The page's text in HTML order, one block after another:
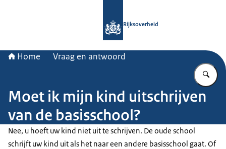
Rijksoverheid
Home Vraag en antwoord
Moet ik mijn kind uitschrijven
van de basisschool?
Nee, u hoeft uw kind niet uit te schrijven. De oude school
schrijft uw kind uit als het naar een andere basisschool gaat. Of